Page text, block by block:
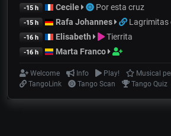
-15 h Cecile Por esta cruz
-15 h Rafa Johannes Lagrimitas
-16 h Elisabeth Tierrita
-16 h Marta Franco
Welcome Info Play!
Musical
TangoLink
Tango Scan Tango Quiz